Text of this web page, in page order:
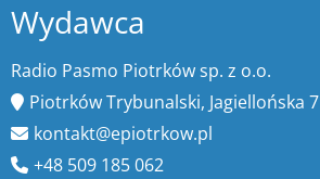
Wydawca
Radio Pasmo Piotrków sp. z o.o.
Piotrków Trybunalski, Jagiellońska 7
kontakt@epiotrkow.pl
+48 509 185 062